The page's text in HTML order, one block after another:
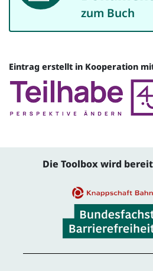
zum Buch
Quelle
Eintrag erstellt in Kooperation
Die Toolbox wird